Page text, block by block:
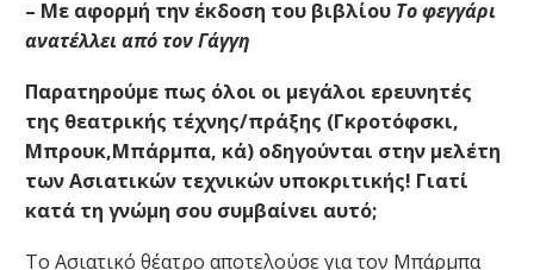
– Με αφορμή την έκδοση του βιβλίου Το φεγγάρι
ανατέλλει από τον Γάγγη
Παρατηρούμε πως όλοι οι μεγάλοι ερευνητές
της θεατρικής τέχνης/πράξης (Γκροτόφσκι,
Μπρουκ,Μπάρμπα, κά) οδηγούνται στην μελέτη
των Ασιατικών τεχνικών υποκριτικής! Γιατί
κατά τη γνώμη σου συμβαίνει αυτό;
Το Ασιατικό θέατρο αποτελούσε για τον Μπάρμπα